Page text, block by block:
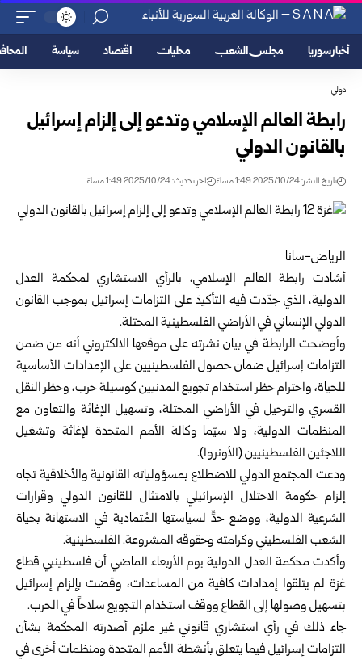
أخبار سوريا مجلس الشعب محليات اقتصاد سياسة
دولي
رابطة العالم الإسلامي وتدعو إلى إلزام إسرائيل
بالقانون الدولي
تاريخ النشر: 2025/10/24 1:49 مساءً اخر تحديث: 2025/10/24 1:49 مساءً
الرياض-سانا
أشادت رابطة العالم الإسلامي، بالرأي الاستشاري لمحكمة العدل
الدولية، الذي جدّدت فيه التأكيدَ على التزامات إسرائيل بموجب القانون
الدولي الإنساني في الأراضي الفلسطينية المحتلة.
وأوضحت الرابطة في بيان نشرته على موقعها الالكتروني أنه من ضمن
التزامات إسرائيل ضمان حصول الفلسطينيين على الإمدادات الأساسية
للحياة، واحترام حظر استخدام تجويع المدنيين كوسيلة حرب، وحظر النقل
القسري والترحيل في الأراضي المحتلة، وتسهيل الإغاثة والتعاون مع
المنظمات الدولية، ولا سيّما وكالة الأمم المتحدة لإغاثة وتشغيل
اللاجئين الفلسطينيين (الأونروا).
ودعت المجتمع الدولي للاضطلاع بمسؤولياته القانونية والأخلاقية تجاه
إلزام حكومة الاحتلال الإسرائيلي بالامتثال للقانون الدولي وقرارات
الشرعية الدولية، ووضع حدٍّ لسياستها المُتمادية في الاستهانة بحياة
الشعب الفلسطيني وكرامته وحقوقه المشروعة. الفلسطينية.
وأكدت محكمة العدل الدولية يوم الأربعاء الماضي أن فلسطينيي قطاع
غزة لم يتلقوا إمدادات كافية من المساعدات، وقضت بإلزام إسرائيل
بتسهيل وصولها إلى القطاع ووقف استخدام التجويع سلاحاً في الحرب.
جاء ذلك في رأي استشاري قانوني غير ملزم أصدرته المحكمة بشأن
التزامات إسرائيل فيما يتعلق بأنشطة الأمم المتحدة ومنظمات أخرى في